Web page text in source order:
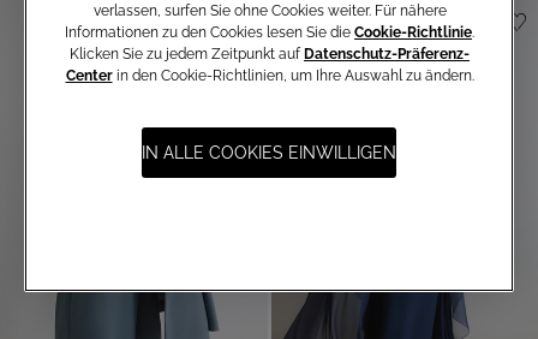
verlassen, surfen Sie ohne Cookies weiter. Für nähere
Informationen zu den Cookies lesen Sie die Cookie-Richtlinie
Klicken Sie zu jedem Zeitpunkt aufDatenschutz-Präferenz-
Centerin den Cookie-Richtlinien, um Ihre Auswahl zu ändern.
IN ALLE COOKIES EINWILLIGEN